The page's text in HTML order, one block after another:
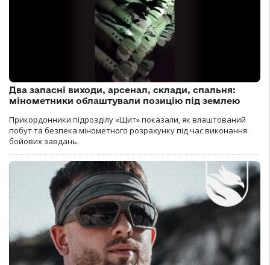
Два запасні виходи, арсенал, склади, спальня:
мінометники облаштували позицію під землею
Прикордонники підрозділу «Щит» показали, як влаштований
побут та безпека мінометного розрахунку під час виконання
бойових завдань.